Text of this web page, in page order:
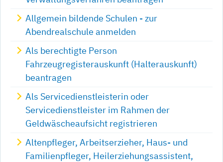
Allgemein bildende Schulen - zur
Abendrealschule anmelden
Als berechtigte Person
Fahrzeugregisterauskunft (Halterauskunft)
beantragen
Als Servicedienstleisterin oder
Servicedienstleister im Rahmen der
Geldwäscheaufsicht registrieren
Altenpfleger, Arbeitserzieher, Haus- und
Familienpfleger, Heilerziehungsassistent,